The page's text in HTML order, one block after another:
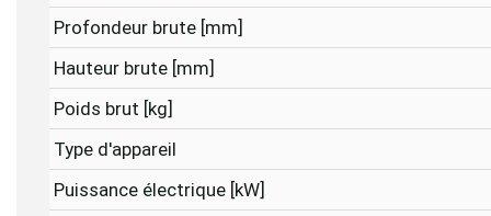
Profondeur brute [mm]
Hauteur brute [mm]
Poids brut [kg]
Type d'appareil
Puissance électrique [kW]